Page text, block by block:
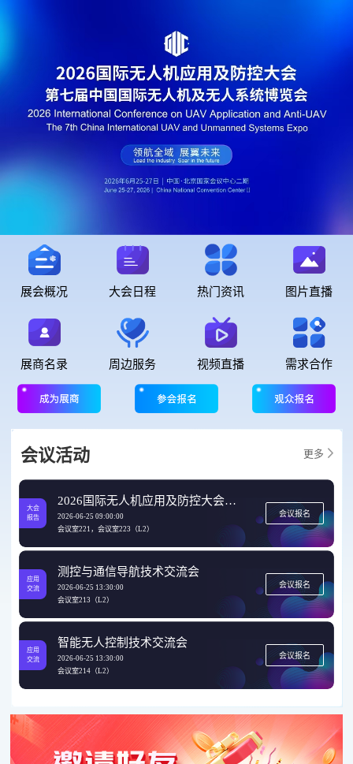
展会概况 大会日程 热门资讯 图片直播
展商名录 周边服务 视频直播 需求合作
会议活动 更多
大会
报告
2026国际无人机应用及防控大会开幕式 & 主题报告
2026-06-25 09:00:00
会议室221，会议室223（L2）
会议报名
应用
交流
测控与通信导航技术交流会
2026-06-25 13:30:00
会议室213（L2）
会议报名
应用
交流
智能无人控制技术交流会
2026-06-25 13:30:00
会议室214（L2）
会议报名